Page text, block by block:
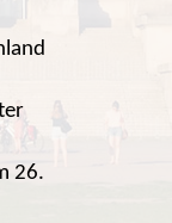
26.